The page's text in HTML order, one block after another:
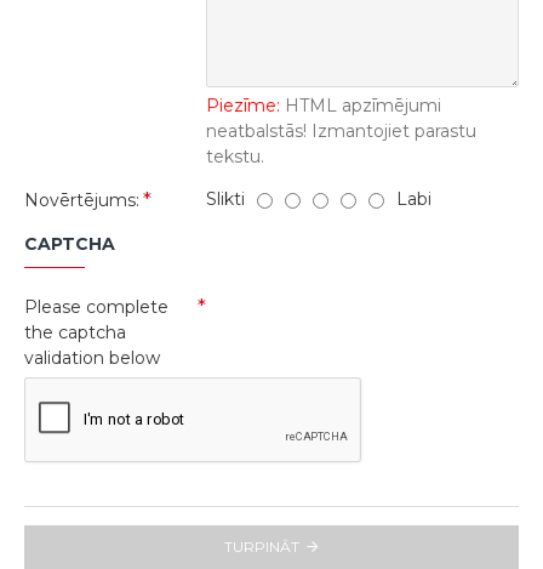
Piezīme: HTML apzīmējumi
neatbalstās! Izmantojiet parastu
tekstu.
Novērtējums:
Slikti Labi
CAPTCHA
Please complete
the captcha
validation below
TURPINĀT